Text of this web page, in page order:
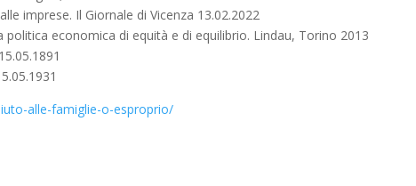
imprese. Il Giornale di Vicenza 13.02.2022
politica economica di equità e di equilibrio. Lindau, Torino 2013
alle-famiglie-o-esproprio/